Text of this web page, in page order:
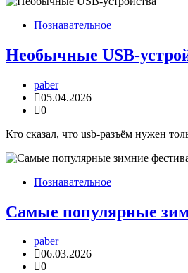
Познавательное
Необычные USB-
paber
05.04.2026
0
Кто сказал, что usb-разъём нужен
Познавательное
Самые популярные
paber
06.03.2026
0